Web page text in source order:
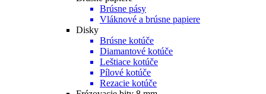
Brúsne pásy
Vláknové a brúsne papiere
Disky
Brúsne kotúče
Diamantové kotúče
Leštiace kotúče
Pílové kotúče
Rezacie kotúče